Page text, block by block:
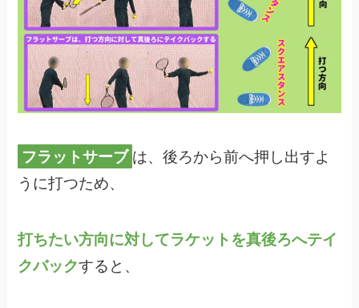
フラットサーブ は、後ろから前へ押し出すよ
うに打つため、
打ちたい方向に対してラケットを真後ろへテイ
クバックすると、